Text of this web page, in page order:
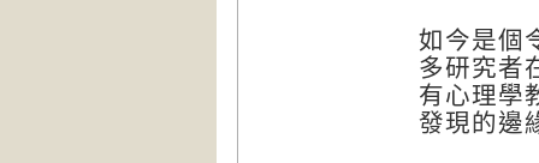
如今是個
多研究者
有心理學
發現的邊